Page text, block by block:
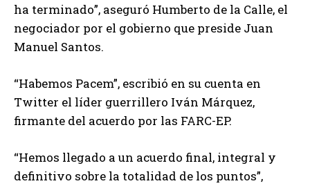
ha terminado”, aseguró Humberto de la Calle, el
negociador por el gobierno que preside Juan
Manuel Santos.
“Habemos Pacem”, escribió en su cuenta en
Twitter el líder guerrillero Iván Márquez,
firmante del acuerdo por las FARC-EP.
“Hemos llegado a un acuerdo final, integral y
definitivo sobre la totalidad de los puntos”,